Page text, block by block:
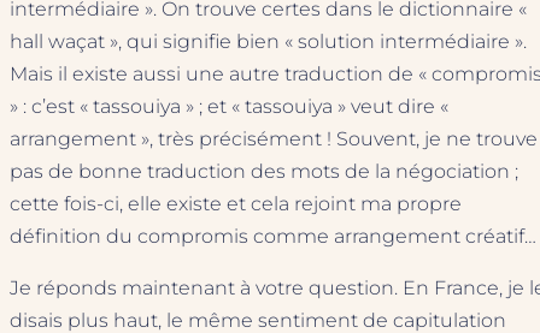
intermédiaire ». On trouve certes dans le dictionnaire «
hall waçat », qui signifie bien « solution intermédiaire ».
Mais il existe aussi une autre traduction de «
» : c’est « tassouiya » ; et « tassouiya » veut dire «
arrangement », très précisément ! Souvent, je ne trouve
pas de bonne traduction des mots de la négociation ;
cette fois-ci, elle existe et cela rejoint ma propre
définition du compromis comme arrangement créatif…
Je réponds maintenant à votre question. En France, je
disais plus haut, le même sentiment de capitulation